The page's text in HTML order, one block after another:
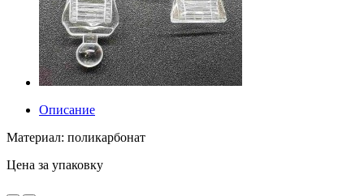
Описание
Материал: поликарбонат
Цена за упаковку